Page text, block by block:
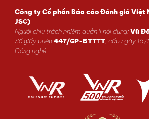
Công ty Cổ phần Báo cáo Đánh giá Việt
JSC)
Người chịu trách nhiệm quản lí nội dung:Vũ
Số giấy phép447/GP-BTTTT, cấp ngày 16/
Công nghệ